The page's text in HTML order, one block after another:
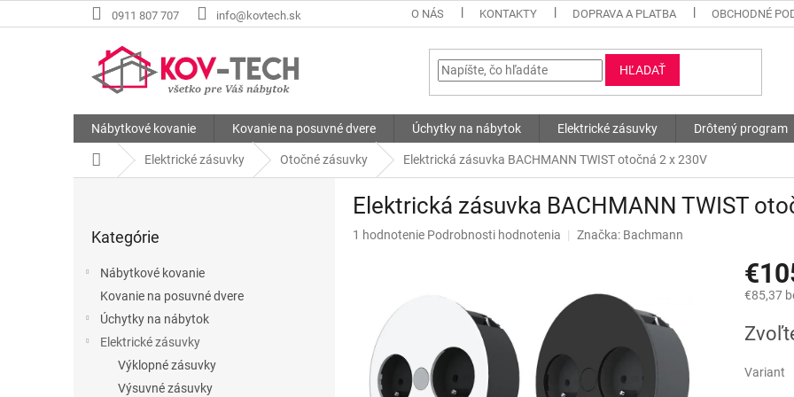
na
0911 807 707 info@kovtech.sk O NÁS KONTAKTY DOPRAVA A PLATBA OBCHODNÉ
HĽADAŤ
Nábytkové kovanie Kovanie na posuvné dvere Úchytky na nábytok Elektrické zásuvky Drôtený program
DomovElektrické zásuvky Otočné zásuvky Elektrická zásuvka BACHMANN TWIST otočná 2 x 230V
kategórie
Kategórie
Nábytkové kovanie
Kovanie na posuvné dvere
Úchytky na nábytok
Elektrické zásuvky
Výklopné zásuvky
Výsuvné zásuvky
Elektrická zásuvka BACHMANN TWIST
Priemerné
hviezdičiek.
1 hodnotenie Podrobnosti hodnotenia Značka: Bachmann
€85,37
cena:
Variant